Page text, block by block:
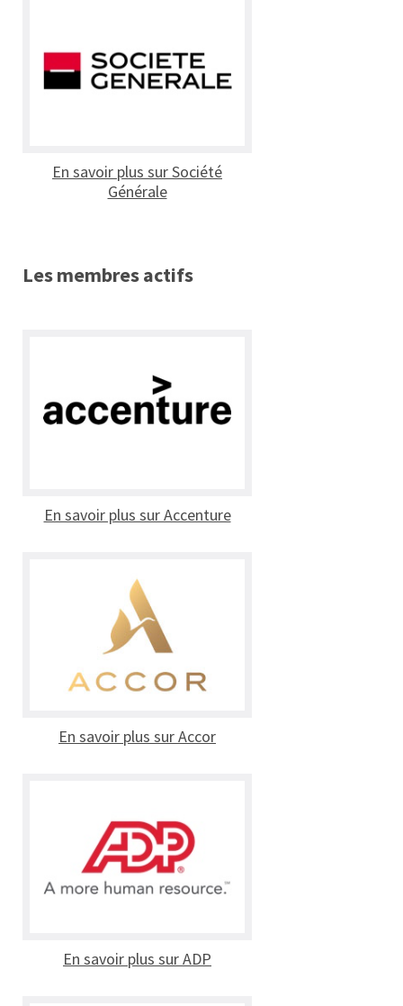
En savoir plus sur Société
Générale
Les membres actifs
En savoir plus sur Accenture
En savoir plus sur Accor
En savoir plus sur ADP